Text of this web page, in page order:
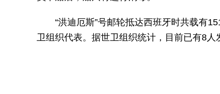
“洪迪厄斯”号邮轮抵达西班牙时共载有
卫组织代表。据世卫组织统计，目前已有8